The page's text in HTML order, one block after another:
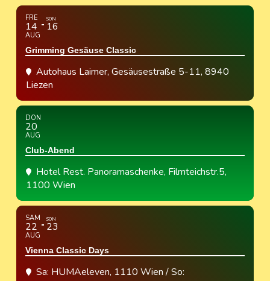
FRE
14
AUG
SON
16
Grimming Gesäuse Classic
Autohaus Laimer, Gesäusestraße 5-11, 8940
Liezen
DON
20
AUG
Club-Abend
Hotel Rest. Panoramaschenke, Filmteichstr.5,
1100 Wien
SAM
22
AUG
SON
23
Vienna Classic Days
Sa: HUMAeleven, 1110 Wien / So: